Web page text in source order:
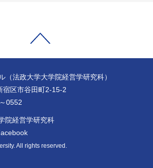
（法政大学大学院経営学研究科）
宿区市谷田町2-15-2
0552
院経営学研究科
All rights reserved.